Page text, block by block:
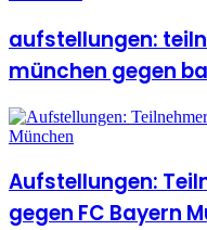
aufstellungen:
münchen gegen
Aufstellungen:
gegen FC Bayern